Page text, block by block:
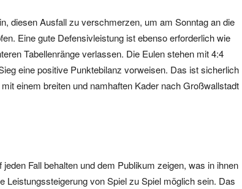
diesen Ausfall zu verschmerzen, um am Sonntag an die
Eine gute Defensivleistung ist ebenso erforderlich wie
Tabellenränge verlassen. Die Eulen stehen mit 4:4
eine positive Punktebilanz vorweisen. Das ist sicherlich
einem breiten und namhaften Kader nach Großwallstadt
Fall behalten und dem Publikum zeigen, was in ihnen
von Spiel zu Spiel möglich sein. Das